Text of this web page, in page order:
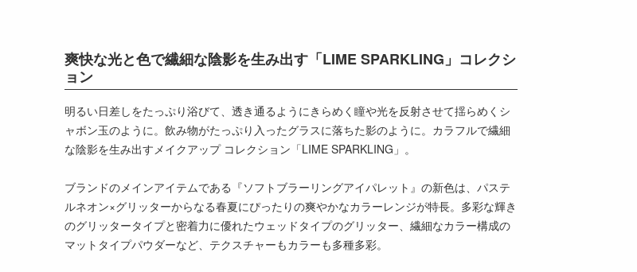
爽快な光と色で繊細な陰影を生み出す「LIME SPARKLING」コレクシ
ョン
明るい日差しをたっぷり浴びて、透き通るようにきらめく瞳や光を反射させて揺らめくシ
ャボン玉のように。飲み物がたっぷり入ったグラスに落ちた影のように。カラフルで繊細
な陰影を生み出すメイクアップ コレクション「LIME SPARKLING」。
ブランドのメインアイテムである『ソフトブラーリングアイパレット』の新色は、パステ
ルネオン×グリッターからなる春夏にぴったりの爽やかなカラーレンジが特長。多彩な輝き
のグリッタータイプと密着力に優れたウェッドタイプのグリッター、繊細なカラー構成の
マットタイプパウダーなど、テクスチャーもカラーも多種多彩。